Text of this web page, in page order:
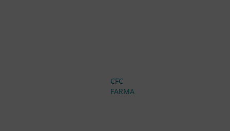
CFC
FARMA